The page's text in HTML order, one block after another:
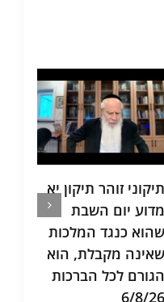
תיקוני זוהר תיקון יא
מדוע יום השבת
שהוא כנגד המלכות
שאינה מקבלת, הוא
הגורם לכל הברכות
6/8/26